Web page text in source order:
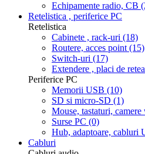
Echipamente radio, CB
Retelistica , periferice PC
Retelistica
Cabinete , rack-uri (18)
Routere, acces point (15)
Switch-uri (17)
Extendere , placi de retea
Periferice PC
Memorii USB (10)
SD si micro-SD (1)
Mouse, tastaturi, camere
Surse PC (0)
Hub, adaptoare, cabluri
Cabluri